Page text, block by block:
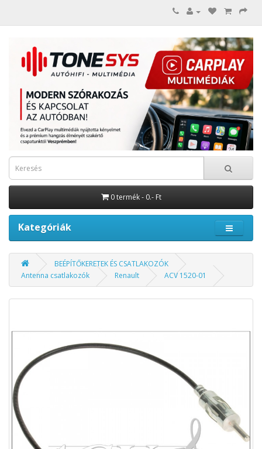
0 termék - 0.- Ft
Kategóriák
BEÉPÍTŐKERETEK ÉS CSATLAKOZÓK
Antenna csatlakozók
Renault ACV 1520-01